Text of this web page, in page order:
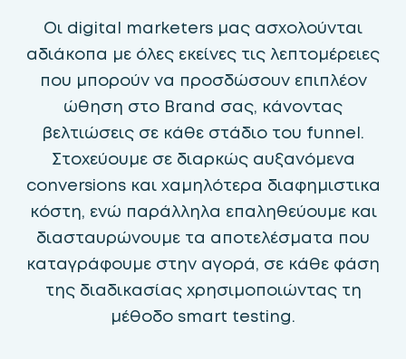
Οι digital marketers μας ασχολούνται
αδιάκοπα με όλες εκείνες τις λεπτομέρειες
που μπορούν να προσδώσουν επιπλέον
ώθηση στο Brand σας, κάνοντας
βελτιώσεις σε κάθε στάδιο του funnel.
Στοχεύουμε σε διαρκώς αυξανόμενα
conversions και χαμηλότερα διαφημιστικα
κόστη, ενώ παράλληλα επαληθεύουμε και
διασταυρώνουμε τα αποτελέσματα που
καταγράφουμε στην αγορά, σε κάθε φάση
της διαδικασίας χρησιμοποιώντας τη
μέθοδο smart testing.